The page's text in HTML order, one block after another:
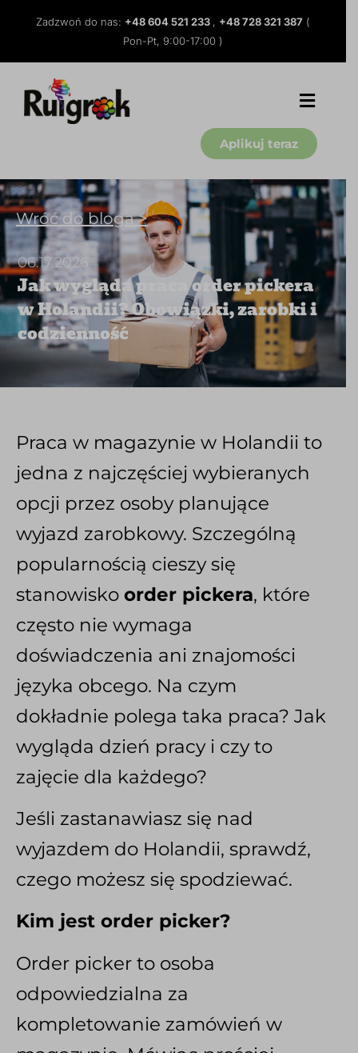
Zadzwoń do nas: +48 604 521 233 , +48 728 321 387 (
Pon-Pt, 9:00-17:00 )
Aplikuj teraz
06.17.2026
Jak wygląda praca order pickera
w Holandii? Obowiązki, zarobki i
codzienność
Wróć do bloga >
Praca w magazynie w Holandii to
jedna z najczęściej wybieranych
opcji przez osoby planujące
wyjazd zarobkowy. Szczególną
popularnością cieszy się
stanowisko order pickera, które
często nie wymaga
doświadczenia ani znajomości
języka obcego. Na czym
dokładnie polega taka praca? Jak
wygląda dzień pracy i czy to
zajęcie dla każdego?
Jeśli zastanawiasz się nad
wyjazdem do Holandii, sprawdź,
czego możesz się spodziewać.
Kim jest order picker?
Order picker to osoba
odpowiedzialna za
kompletowanie zamówień w